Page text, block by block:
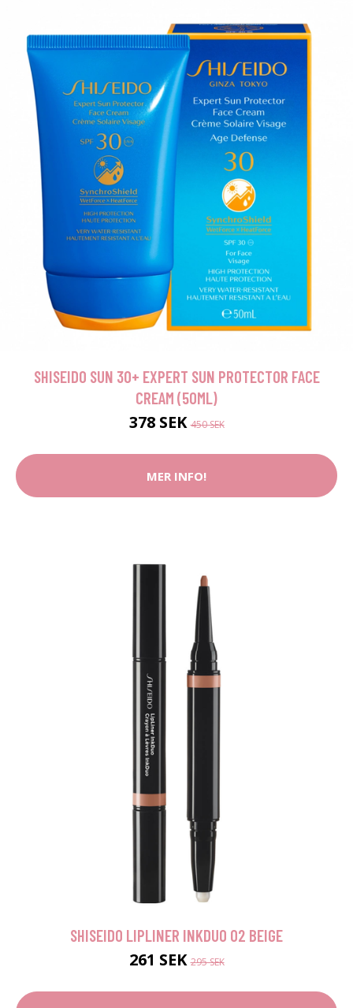
SHISEIDO SUN 30+ EXPERT SUN PROTECTOR FACE
CREAM (50ML)
378 SEK450 SEK
MER INFO!
SHISEIDO LIPLINER INKDUO 02 BEIGE
261 SEK295 SEK